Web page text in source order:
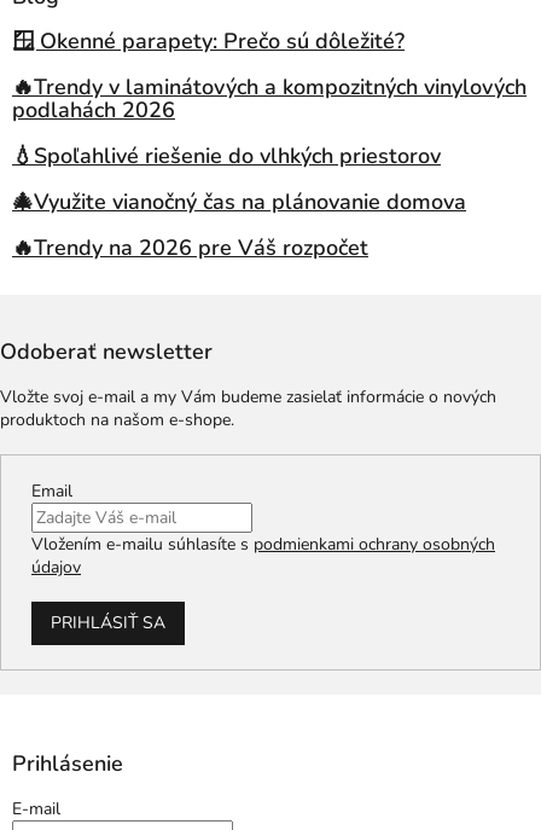
🪟 Okenné parapety: Prečo sú dôležité?
🔥Trendy v laminátových a kompozitných vinylových
podlahách 2026
💧Spoľahlivé riešenie do vlhkých priestorov
🎄Využite vianočný čas na plánovanie domova
🔥Trendy na 2026 pre Váš rozpočet
Odoberať newsletter
Vložte svoj e-mail a my Vám budeme zasielať informácie o nových
produktoch na našom e-shope.
Email
Vložením e-mailu súhlasíte s podmienkami ochrany osobných
údajov
PRIHLÁSIŤ SA
Prihlásenie
E-mail